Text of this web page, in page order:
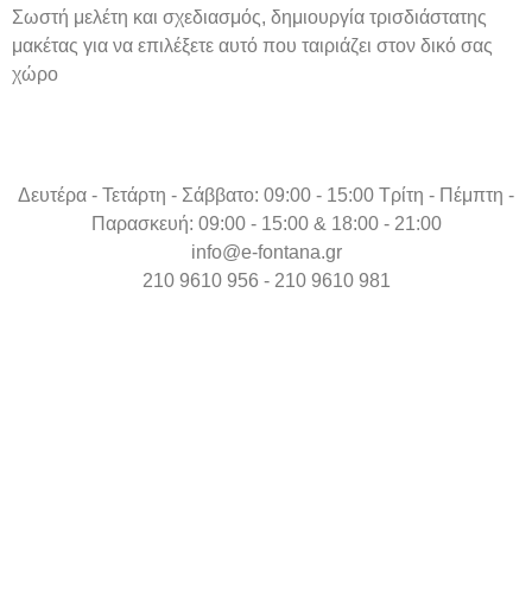
Σωστή μελέτη και σχεδιασμός, δημιουργία τρισδιάστατης
μακέτας για να επιλέξετε αυτό που ταιριάζει στον δικό σας
χώρο
Δευτέρα - Τετάρτη - Σάββατο: 09:00 - 15:00 Τρίτη - Πέμπτη -
Παρασκευή: 09:00 - 15:00 & 18:00 - 21:00
info@e-fontana.gr
210 9610 956 - 210 9610 981